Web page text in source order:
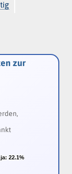
22.1%
22.1%
zur